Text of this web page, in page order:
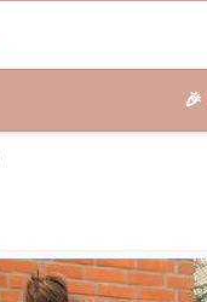
🎉